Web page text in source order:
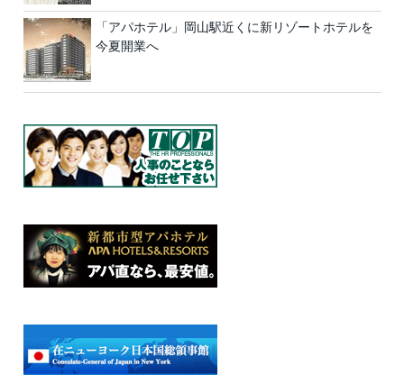
「アパホテル」岡山駅近くに新リゾートホテルを
今夏開業へ